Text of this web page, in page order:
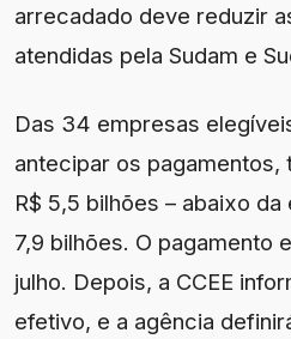
arrecadado deve reduzir
atendidas pela Sudam e
Das 34 empresas
antecipar os pagamentos,
R$ 5,5 bilhões – abaixo
7,9 bilhões. O pagamento
julho. Depois, a CCEE
efetivo, e a agência